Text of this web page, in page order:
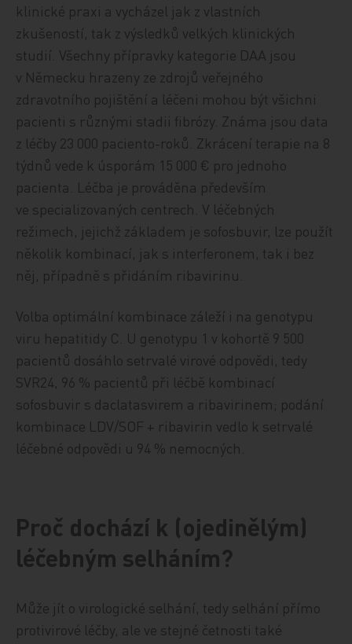
klinické praxi a vycházel jak z vlastních
zkušeností, tak z výsledků velkých klinických
studií. Všechny přípravky kategorie DAA jsou
v Německu hrazeny ze zdrojů veřejného
zdravotního pojištění a léčeni mohou být všichni
pacienti s různými stadii fibrózy. Známa jsou data
z léčby 23 000 paciento-roků. Zkrácení terapie na 8
týdnů vede k úsporám 15 000 € pro jednoho
pacienta. Léčba je prováděna především
ve specializovaných centrech. V léčebných
režimech, jejichž základem je sofosbuvir, lze použít
několik kombinací, jak s interferonem, tak i bez
něj, případně s přidáním ribavirinu.
Volba optimální kombinace záleží i na genotypu
viru hepatitidy C. U genotypu 1 v kohortě 9 500
pacientů dosáhlo setrvalé virové odpovědi, tedy
SVR24, 96 % pacientů při léčbě kombinací
sofosbuvir s daclatasvirem a ribavirinem; podání
kombinace LDV/SOF + ribavirin vedlo k setrvalé
léčebné odpovědi u 94 % nemocných.
Proč dochází k (ojedinělým)
léčebným selháním?
Může jít o virologické selhání, tedy selhání přímo
protivirové léčby, ale ve stejné četnosti také